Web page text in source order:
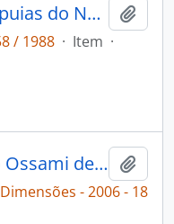
Os Tarairiús: extintos Tapuias do Nordeste.
/ 1988 · Item ·
MOURA, Marlene Castro Ossami de. Aldeamento Carretão: marco zero da história das relações interétnicas dos tapuios [Dimensões]
Dimensões - 2006 - 18